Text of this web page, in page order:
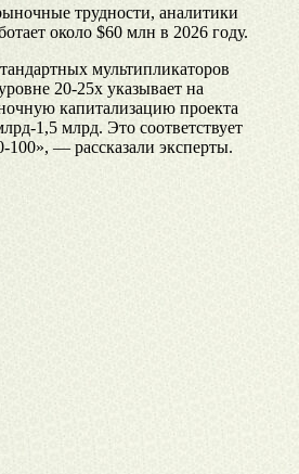
трудности, аналитики
около $60 млн в 2026 году.
мультипликаторов
20-25x указывает на
капитализацию проекта
1,5 млрд. Это соответствует
100», — рассказали эксперты.